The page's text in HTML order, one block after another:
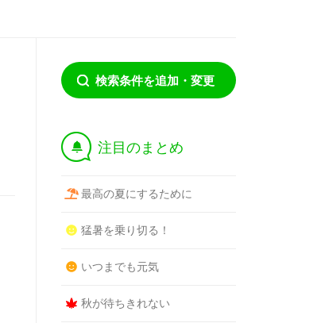
検索条件を追加・変更
† 注目のまとめ
最高の夏にするために
猛暑を乗り切る！
いつまでも元気
秋が待ちきれない